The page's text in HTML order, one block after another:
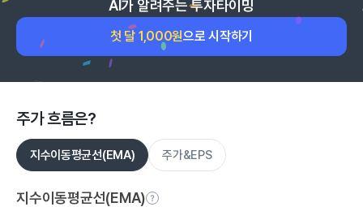
AI가 알려주는 투자타이밍
첫 달 1,000원으로 시작하기
주가 흐름은?
지수이동평균선(EMA) 주가&EPS
지수이동평균선(EMA)